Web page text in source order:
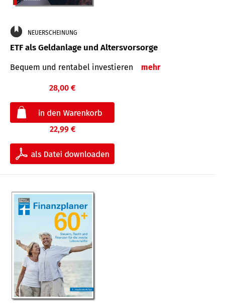
NEUERSCHEINUNG
ETF als Geldanlage und Altersvorsorge
Bequem und rentabel investieren mehr
28,00 €
22,99 €